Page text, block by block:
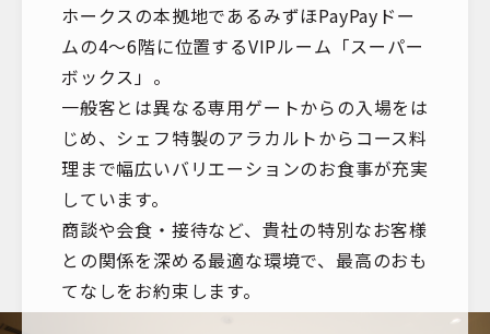
ホークスの本拠地であるみずほPayPayドー
ムの4～6階に位置するVIPルーム「スーパー
ボックス」。
一般客とは異なる専用ゲートからの入場をは
じめ、シェフ特製のアラカルトからコース料
理まで幅広いバリエーションのお食事が充実
しています。
商談や会食・接待など、貴社の特別なお客様
との関係を深める最適な環境で、最高のおも
てなしをお約束します。